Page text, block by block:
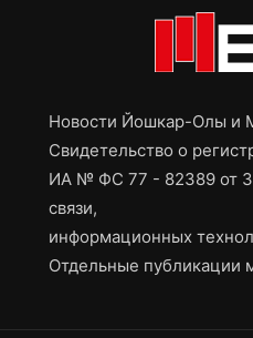
Новости Йошкар-Олы и
Свидетельство о
ИА № ФС 77 - 82389 от
связи,
информационных
Отдельные публикации